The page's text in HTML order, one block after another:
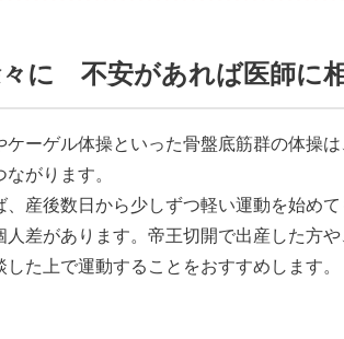
に 不安があれば医師に
ケーゲル体操といった骨盤底筋群の体操
がります。
、産後数日から少しずつ軽い運動を始めて
人差があります。帝王切開で出産した方や
た上で運動することをおすすめします。